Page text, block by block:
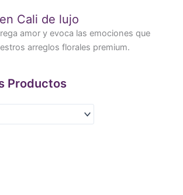
Cali de lujo
amor y evoca las emociones que
arreglos florales premium.
Productos